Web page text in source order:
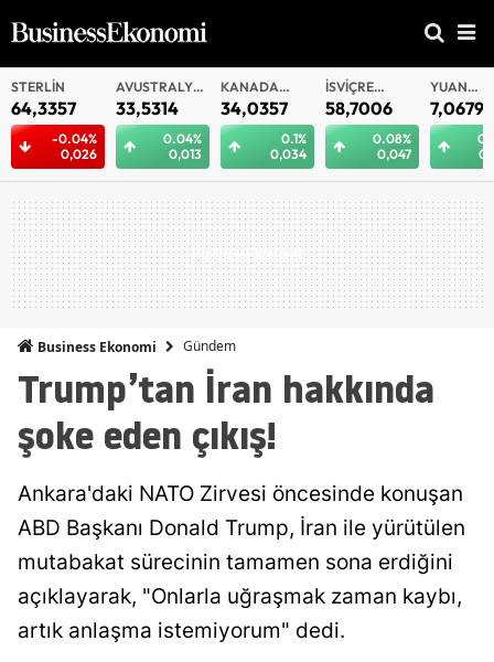
-0.04%
0,026
AVUSTRALYA
DOLARI
33,5314
0.04%
0,013
KANADA
DOLARI
34,0357
0,034
İSVIÇRE
FRANKI
58,7006
0.08%
0,047
YUAN
OFFSHORE
7,0679
0.09%
0,006
Business Ekonomi Gündem
Trump’tan İran hakkında
şoke eden çıkış!
Ankara'daki NATO Zirvesi öncesinde konuşan
ABD Başkanı Donald Trump, İran ile yürütülen
mutabakat sürecinin tamamen sona erdiğini
açıklayarak, "Onlarla uğraşmak zaman kaybı,
artık anlaşma istemiyorum" dedi.